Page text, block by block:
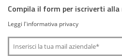
Compila il form per iscriverti
Leggi l'informativa privacy